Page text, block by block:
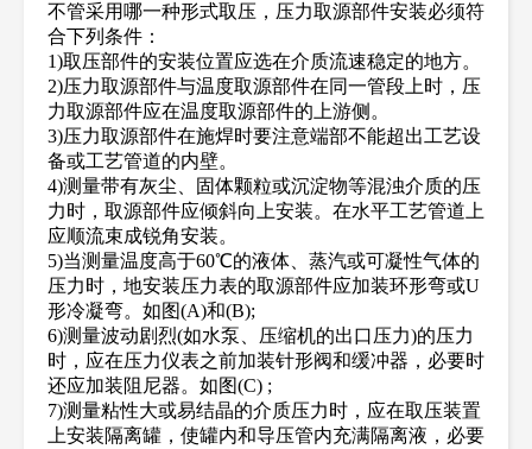
不管采用哪一种形式取压，压力取源部件安装必须符
合下列条件：
1)取压部件的安装位置应选在介质流速稳定的地方。
2)压力取源部件与温度取源部件在同一管段上时，压
力取源部件应在温度取源部件的上游侧。
3)压力取源部件在施焊时要注意端部不能超出工艺设
备或工艺管道的内壁。
4)测量带有灰尘、固体颗粒或沉淀物等混浊介质的压
力时，取源部件应倾斜向上安装。在水平工艺管道上
应顺流束成锐角安装。
5)当测量温度高于60℃的液体、蒸汽或可凝性气体的
压力时，地安装压力表的取源部件应加装环形弯或U
形冷凝弯。如图(A)和(B);
6)测量波动剧烈(如水泵、压缩机的出口压力)的压力
时，应在压力仪表之前加装针形阀和缓冲器，必要时
还应加装阻尼器。如图(C) ;
7)测量粘性大或易结晶的介质压力时，应在取压装置
上安装隔离罐，使罐内和导压管内充满隔离液，必要